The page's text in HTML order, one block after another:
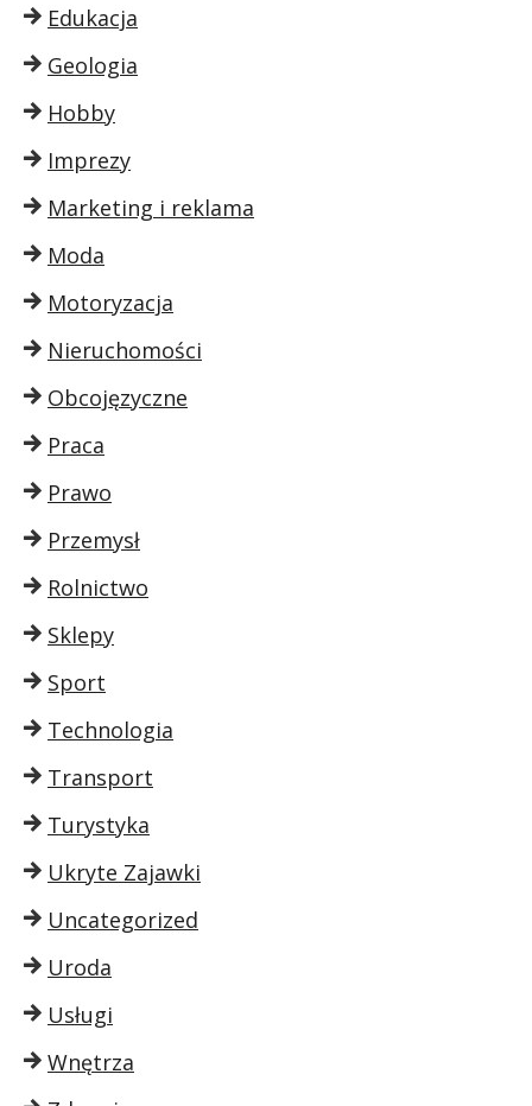
Edukacja
Geologia
Hobby
Imprezy
Marketing i reklama
Moda
Motoryzacja
Nieruchomości
Obcojęzyczne
Praca
Prawo
Przemysł
Rolnictwo
Sklepy
Sport
Technologia
Transport
Turystyka
Ukryte Zajawki
Uncategorized
Uroda
Usługi
Wnętrza